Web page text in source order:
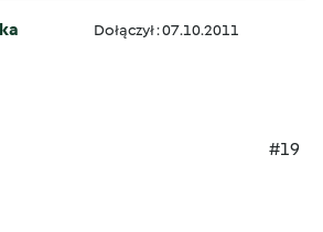
Dołączył : 07.10.2011
#19